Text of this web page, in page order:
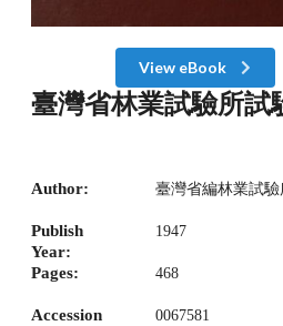
View eBook
臺灣省林業試驗所試
Author: 臺灣省編林業試驗
Publish
Year:
1947
Pages: 468
Accession
0067581